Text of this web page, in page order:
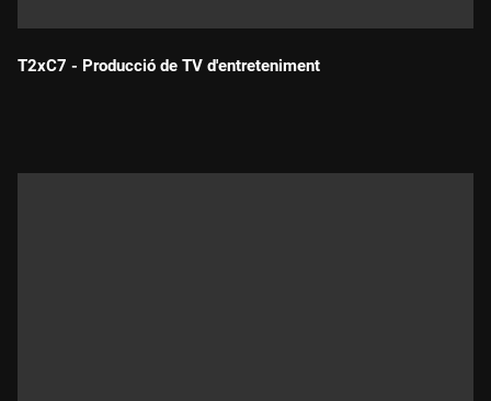
T2xC7 - Producció de TV d'entreteniment